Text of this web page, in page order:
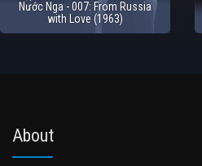
Nước Nga - 007: From Russia
with Love (1963)
About